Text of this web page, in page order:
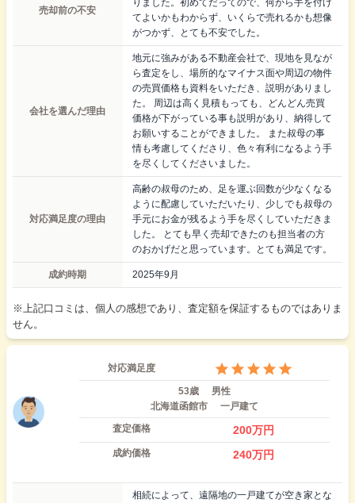
売却前の不安
りました。初めてだってので、何から手を付け
てよいかもわからず、いくらで売れるかも想像
がつかず、とても不安でした。
会社を選んだ理由
地元に強みがある不動産会社で、現地を見なが
ら査定をし、場所的なマイナス面や周辺の物件
の売買価格も資料をいただき、説明がありまし
た。 周辺は高く見積もっても、どんどん売買
価格が下がっている事も説明があり、納得して
お願いすることができました。 また叔母の事
情も考慮してくださり、色々有利になるよう手
を尽くしてくださいました。
対応満足度の理由
高齢の叔母のため、足を運ぶ回数が少なくなる
ように配慮していただいたり、少しでも叔母の
手元にお金が残るよう手を尽くしていただきま
した。 とても早く売却できたのも担当者の方
のおかげだと思っています。とても満足です。
成約時期 2025年9月
※上記口コミは、個人の感想であり、査定額を保証するものではありま
せん。
対応満足度
53歳
男性
北海道函館市
一戸建て
査定価格
200万円
成約価格 240万円
相続によって、遠隔地の一戸建てが空き家とな